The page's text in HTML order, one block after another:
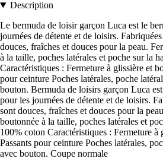
Description
Le bermuda de loisir garçon Luca est le
journées de détente et de loisirs.
douces, fraîches et douces pour la peau.
à la taille, poches latérales et poche sur la
Caractéristiques : Fermeture à glissière et
pour ceinture Poches latérales, poche
bouton. Bermuda de loisirs garçon Luca
pour les journées de détente et de loisirs.
sont douces, fraîches et douces pour la
boutonnée à la taille, poches latérales et
100% coton Caractéristiques : Fermeture à
Passants pour ceinture Poches latérales,
avec bouton. Coupe normale